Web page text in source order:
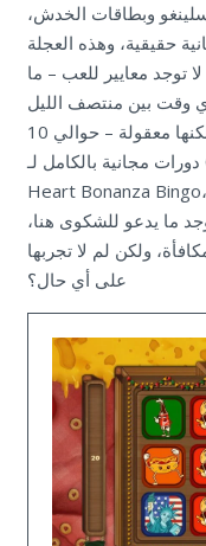
وبطاقات الخدش،
حقيقية، وهذه العجلة
لا توجد معايير للعب – ما
وقت بين منتصف الليل
ومنتصف الليل. الجوائز الجديدة صغيرة ولكنها معقولة – حوالي 10
دورات مجانية بالكامل لـ Gold Teach، وما يصل إلى 6 دورات لـ
Heart Bonanza Bingo، ومكافآت ماكينات القمار القياسية، أو
ما يدعو للشكوى هنا،
ولكن لم لا تجربها
على أي حال؟